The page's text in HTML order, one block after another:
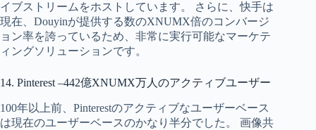
イブストリームをホストしています。 さらに、快手は
現在、Douyinが提供する数のXNUMX倍のコンバージ
ョン率を誇っているため、非常に実行可能なマーケテ
ィングソリューションです。
14. Pinterest –442億XNUMX万人のアクティブユーザー
100年以上前、Pinterestのアクティブなユーザーベース
は現在のユーザーベースのかなり半分でした。 画像共